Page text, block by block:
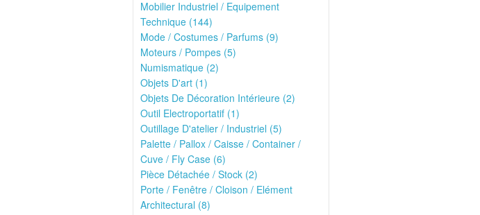
Mobilier Industriel / Equipement
Technique (144)
Mode / Costumes / Parfums (9)
Moteurs / Pompes (5)
Numismatique (2)
Objets D'art (1)
Objets De Décoration Intérieure (2)
Outil Electroportatif (1)
Outillage D'atelier / Industriel (5)
Palette / Pallox / Caisse / Container /
Cuve / Fly Case (6)
Pièce Détachée / Stock (2)
Porte / Fenêtre / Cloison / Elément
Architectural (8)